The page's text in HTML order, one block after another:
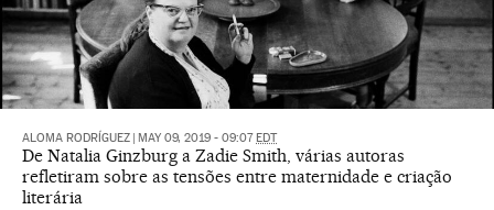
ALOMA RODRÍGUEZ MAY 09, 2019 - 09:07 EDT
De Natalia Ginzburg a Zadie Smith, várias autoras
refletiram sobre as tensões entre maternidade e criação
literária